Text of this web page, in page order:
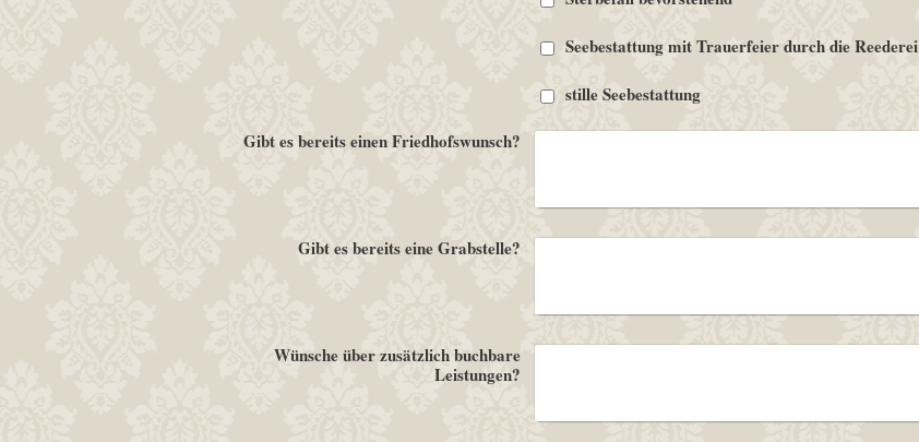
Seebestattung mit Trauerfeier durch die Reederei
stille Seebestattung
Gibt es bereits einen Friedhofswunsch?
Gibt es bereits eine Grabstelle?
Wünsche über zusätzlich buchbare
Leistungen?